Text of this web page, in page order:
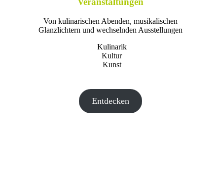
Von kulinarischen Abenden, musikalischen
Glanzlichtern und wechselnden Ausstellungen
Kulinarik
Kultur
Kunst
Entdecken